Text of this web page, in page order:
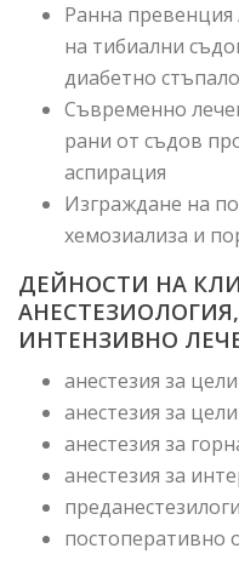
Ранна
на тибиални
диабетно стъпало
Съвременно
рани от съдов
аспирация
Изграждане на
хемозиализа и
ДЕЙНОСТИ НА
ИНТЕНЗИВНО
анестезия за
анестезия за
анестезия за
анестезия за
постоперативно